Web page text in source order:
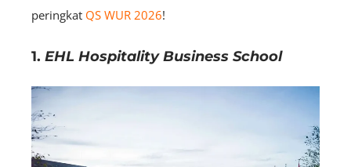
peringkat QS WUR 2026!
1. EHL Hospitality Business School